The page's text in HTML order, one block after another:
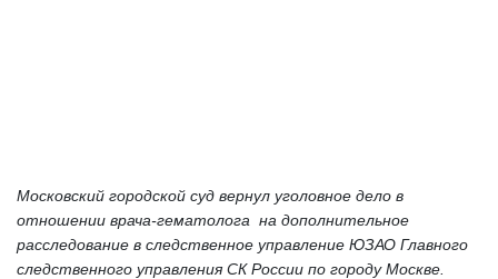
Московский городской суд вернул уголовное дело в
отношении врача-гематолога  на дополнительное
расследование в следственное управление ЮЗАО Главного
следственного управления СК России по городу Москве.